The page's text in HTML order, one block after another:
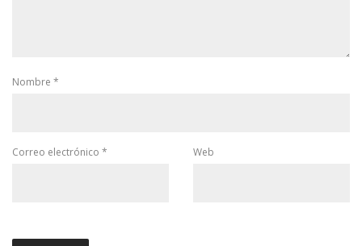
Nombre *
Correo electrónico * Web